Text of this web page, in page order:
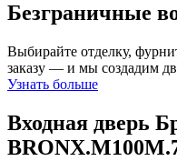
Безграничные
Выбирайте отделку,
заказу — и мы создадим
Узнать больше
Входная дверь